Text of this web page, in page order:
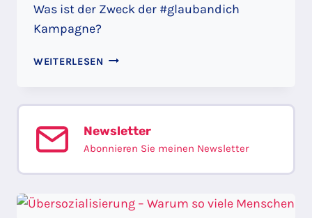
Was ist der Zweck der #glaubandich
Kampagne?
WEITERLESEN #GLAUBANDICH
NEIN:
Newsletter
Abonnieren Sie meinen Newsletter